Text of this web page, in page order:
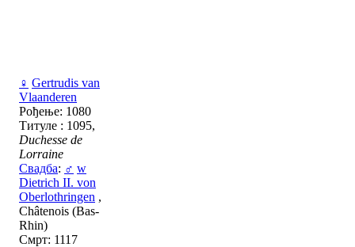
♀ Gertrudis van
Vlaanderen
Рођење: 1080
Титуле : 1095,
Duchesse de
Lorraine
Свадба: ♂ w
Dietrich II. von
Oberlothringen ,
Châtenois (Bas-
Rhin)
Смрт: 1117